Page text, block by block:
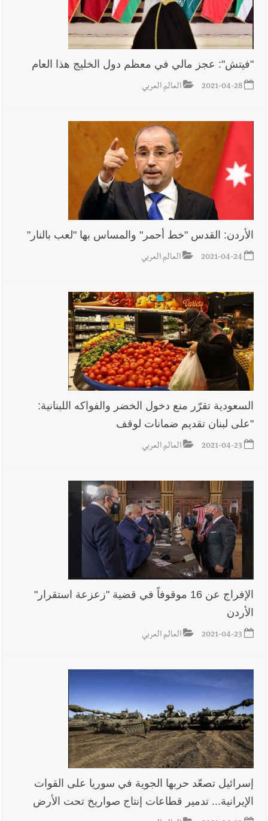
"فيتش": عجز مالي في معظم دول الخليج هذا العام
2021-04-28 العالم العربي
الأردن: القدس "خط أحمر" والمساس بها "لعب بالنار"
2021-04-24 العالم العربي
السعودية تقرّر منع دخول الخضر والفواكه اللبنانية:
"على لبنان تقديم ضمانات لوقف
2021-04-23 العالم العربي
الإفراج عن 16 موقوفاً في قضية "زعزعة استقرار"
الأردن
2021-04-23 العالم العربي
إسرائيل تصعّد حربها الجوية في سوريا على القوات
الإيرانية... تدمير قطاعات إنتاج صواريخ تحت الأرض